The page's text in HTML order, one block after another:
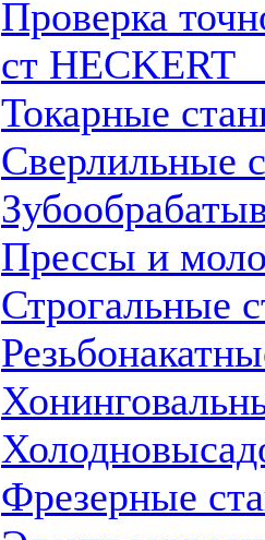
Проверка
ст HECKERT
Токарные
Сверлильные
Прессы и
Строгальные
Фрезерные